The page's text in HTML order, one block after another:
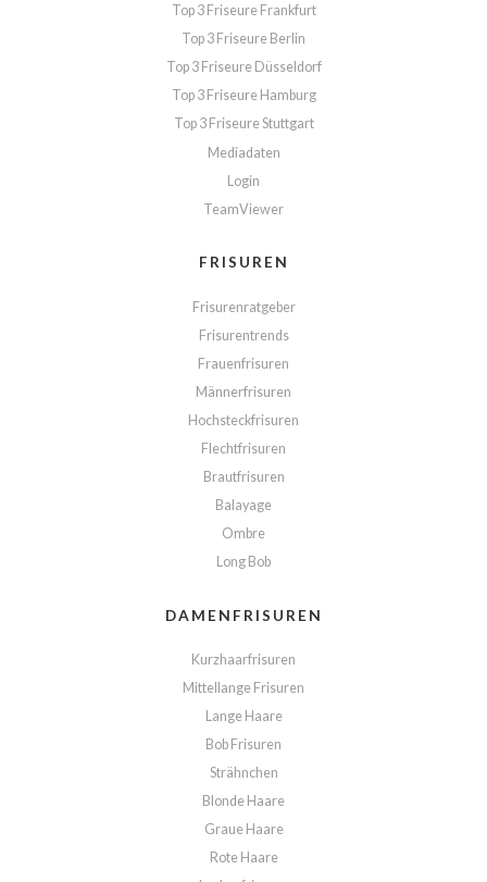
Top 3 Friseure Frankfurt
Top 3 Friseure Berlin
Top 3 Friseure Düsseldorf
Top 3 Friseure Hamburg
Top 3 Friseure Stuttgart
Mediadaten
Login
TeamViewer
FRISUREN
Frisurenratgeber
Frisurentrends
Frauenfrisuren
Männerfrisuren
Hochsteckfrisuren
Flechtfrisuren
Brautfrisuren
Balayage
Ombre
Long Bob
DAMENFRISUREN
Kurzhaarfrisuren
Mittellange Frisuren
Lange Haare
Bob Frisuren
Strähnchen
Blonde Haare
Graue Haare
Rote Haare